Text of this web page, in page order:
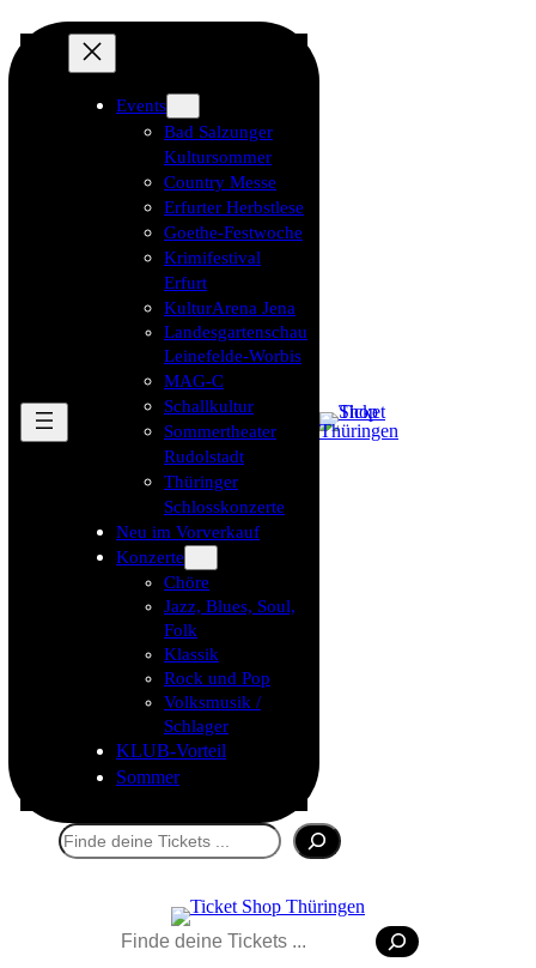
Events
Bad Salzunger
Kultursommer
Country Messe
Erfurter Herbstlese
Goethe-Festwoche
Krimifestival
Erfurt
KulturArena Jena
Landesgartenschau
Leinefelde-Worbis
MAG-C
Schallkultur
Sommertheater
Rudolstadt
Thüringer
Schlosskonzerte
Neu im Vorverkauf
Konzerte
Chöre
Jazz, Blues, Soul,
Folk
Klassik
Rock und Pop
Volksmusik /
Schlager
KLUB-Vorteil
Sommer
Suchen
Suchen